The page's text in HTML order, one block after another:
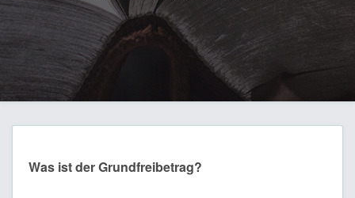
Was ist der Grundfreibetrag?